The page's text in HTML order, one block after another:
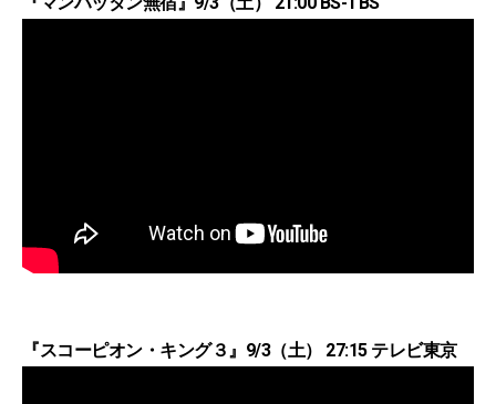
『スコーピオン・キング３』9/3（土） 27:15 テレビ東京